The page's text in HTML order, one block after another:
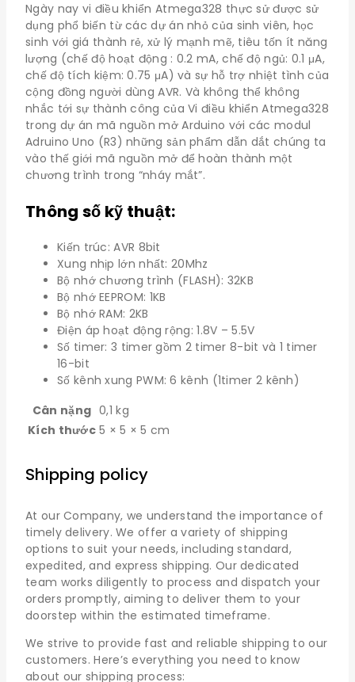
Ngày nay vi điều khiển Atmega328 thực sử được sử
dụng phổ biến từ các dự án nhỏ của sinh viên, học
sinh với giá thành rẻ, xử lý mạnh mẽ, tiêu tốn ít năng
lượng (chế độ hoạt động : 0.2 mA, chế độ ngủ: 0.1 μA,
chế độ tích kiệm: 0.75 μA) và sự hỗ trợ nhiệt tình của
cộng đồng người dùng AVR. Và không thể không
nhắc tới sự thành công của Vi điều khiển Atmega328
trong dự án mã nguồn mở Arduino với các modul
Adruino Uno (R3) những sản phẩm dẫn dắt chúng ta
vào thế giới mã nguồn mở để hoàn thành một
chương trình trong “nháy mắt”.
Thông số kỹ thuật:
Kiến trúc: AVR 8bit
Xung nhịp lớn nhất: 20Mhz
Bộ nhớ chương trình (FLASH): 32KB
Bộ nhớ EEPROM: 1KB
Bộ nhớ RAM: 2KB
Điện áp hoạt động rộng: 1.8V – 5.5V
Số timer: 3 timer gồm 2 timer 8-bit và 1 timer
16-bit
Số kênh xung PWM: 6 kênh (1timer 2 kênh)
Cân nặng 0,1 kg
Kích thước 5 × 5 × 5 cm
Shipping policy
At our Company, we understand the importance of
timely delivery. We offer a variety of shipping
options to suit your needs, including standard,
expedited, and express shipping. Our dedicated
team works diligently to process and dispatch your
orders promptly, aiming to deliver them to your
doorstep within the estimated timeframe.
We strive to provide fast and reliable shipping to our
customers. Here’s everything you need to know
about our shipping process: